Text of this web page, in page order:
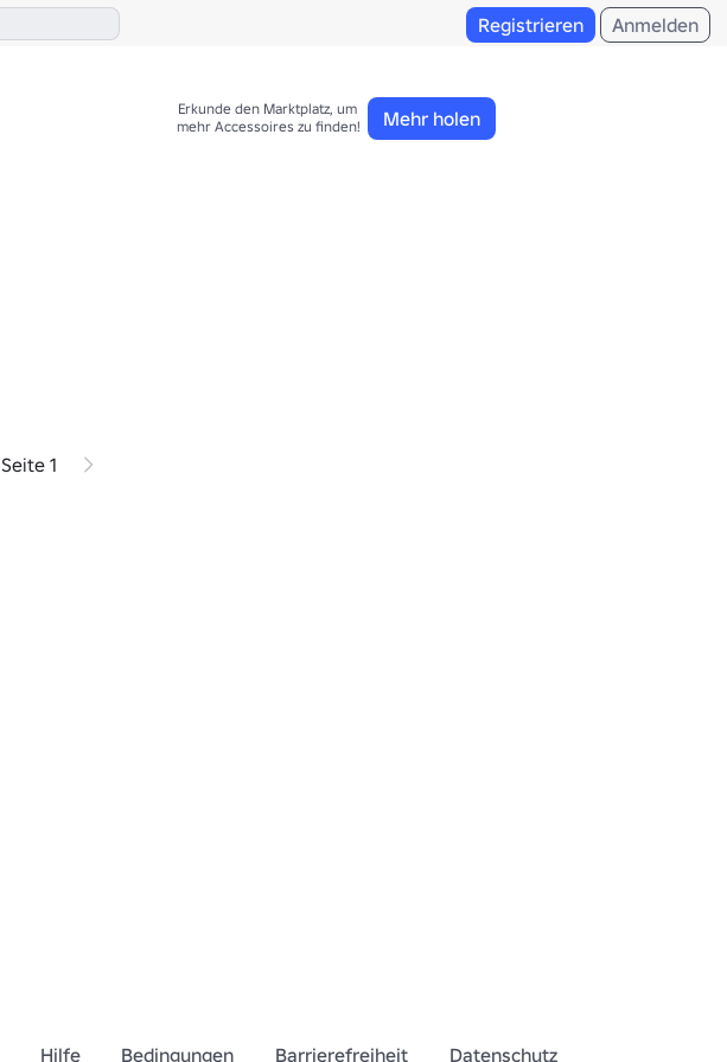
Registrieren Anmelden
Mehr holen
Erkunde den Marktplatz, um
mehr Accessoires zu finden!
Seite 1
Hilfe Bedingungen Barrierefreiheit Datenschutz